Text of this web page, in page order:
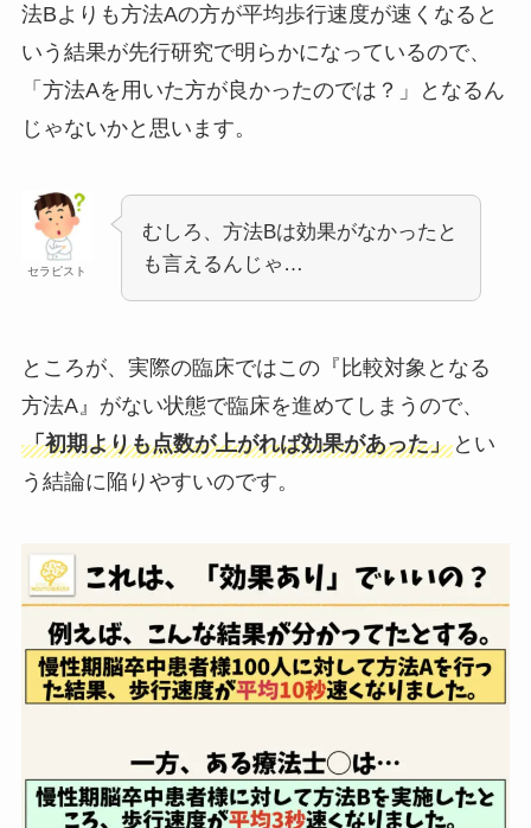
法Bよりも方法Aの方が平均歩行速度が速くなると
いう結果が先行研究で明らかになっているので、
「方法Aを用いた方が良かったのでは？」となるん
じゃないかと思います。
セラピスト
むしろ、方法Bは効果がなかったと
も言えるんじゃ…
ところが、実際の臨床ではこの『比較対象となる
方法A』がない状態で臨床を進めてしまうので、
「初期よりも点数が上がれば効果があった」とい
う結論に陥りやすいのです。